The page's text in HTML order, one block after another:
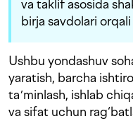
va taklif asosida
birja savdolari
Ushbu yondashuv
yaratish, barcha
taʼminlash, ishlab
va sifat uchun